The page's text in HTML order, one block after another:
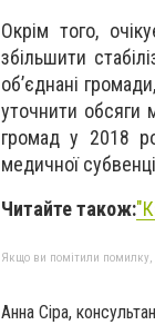
Окрім того,
збільшити
об’єднані
уточнити обсяги
громад у 2018
медичної
Читайте також:
Якщо ви помітили помилку,
Анна Сіра,